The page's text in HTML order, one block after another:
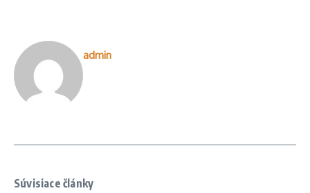
admin
Súvisiace články